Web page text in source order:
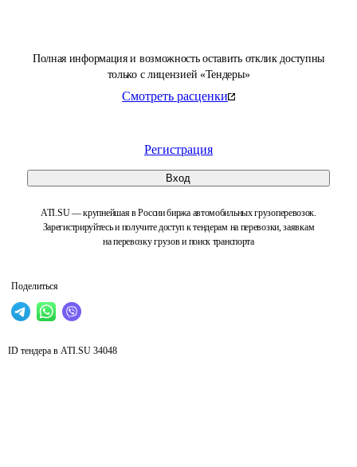
Полная информация и возможность оставить отклик доступны
только с лицензией «Тендеры»
Смотреть расценки
Регистрация
Вход
ATI.SU — крупнейшая в России биржа автомобильных грузоперевозок.
Зарегистрируйтесь и получите доступ к тендерам на перевозки, заявкам
на перевозку грузов и поиск транспорта
Поделиться
ID тендера в ATI.SU 34048